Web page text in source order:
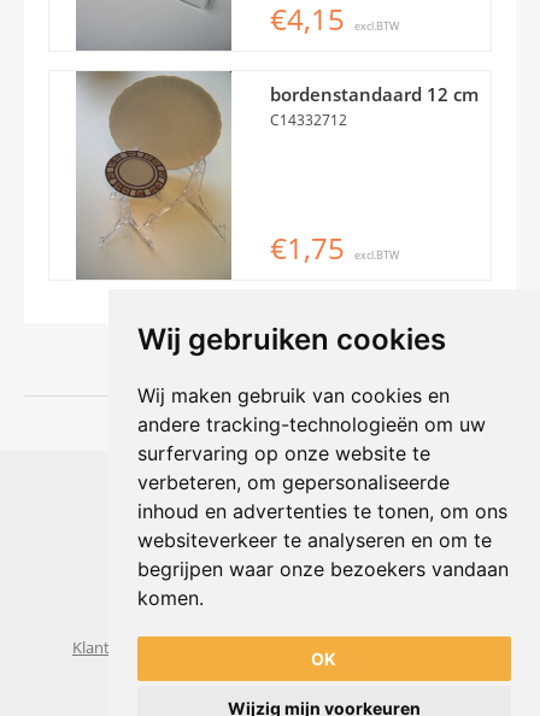
Wij gebruiken cookies
Wij maken gebruik van cookies en
andere tracking-technologieën om uw
surfervaring op onze website te
verbeteren, om gepersonaliseerde
inhoud en advertenties te tonen, om ons
websiteverkeer te analyseren en om te
begrijpen waar onze bezoekers vandaan
komen.
OK
Wijzig mijn voorkeuren
€4,15 excl.BTW
bordenstandaard 12 cm
C14332712
€1,75 excl.BTW
Shophouse online
Max Planckstraat 4
6716 BE Ede, Nederland
Telefoon:+31(0)318 618 121
E-mail: info@shophouse.nl
Geopend: ma t/m vr 09:00-17:00 uur
Klantenservice
Algemene voorwaarden